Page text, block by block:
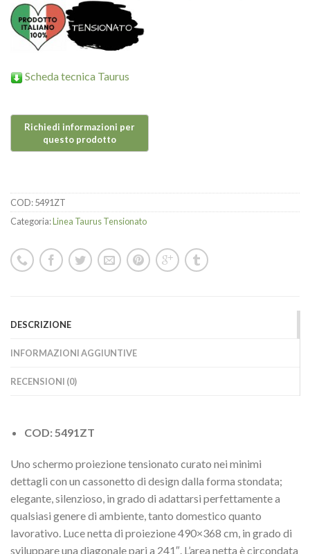
Scheda tecnica Taurus
COD:5491ZT
Categoria:Linea Taurus Tensionato
DESCRIZIONE
INFORMAZIONI AGGIUNTIVE
RECENSIONI (0)
COD: 5491ZT
Uno schermo proiezione tensionato curato nei minimi
dettagli con un cassonetto di design dalla forma stondata;
elegante, silenzioso, in grado di adattarsi perfettamente a
qualsiasi genere di ambiente, tanto domestico quanto
lavorativo. Luce netta di proiezione 490×368 cm, in grado di
sviluppare una diagonale pari a 241″. L’area netta è circondata